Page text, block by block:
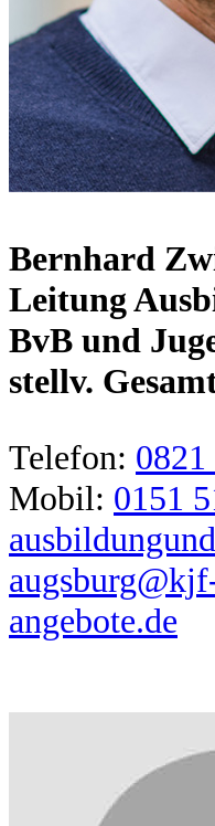
Bernhard
Leitung
BvB und
stellv.
Telefon:
Mobil: 0151
angebote.de